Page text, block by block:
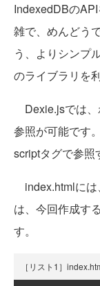
IndexedDBの
雑で、めんどう
う、よりシンプ
のライブラリを
Dexie.jsでは、
参照が可能です
scriptタグで参照
index.htmlには
は、今回作成す
す。
［リスト1］